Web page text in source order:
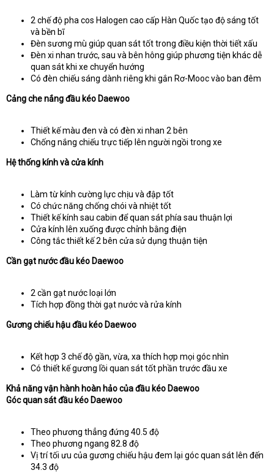
2 chế độ pha cos Halogen cao cấp Hàn Quốc tạo độ sáng tốt
và bền bĩ
Đèn sương mù giúp quan sát tốt trong điều kiện thời tiết xấu
Đèn xi nhan trước, sau và bên hông giúp phương tiện khác dễ
quan sát khi xe chuyển hướng
Có đèn chiếu sáng dành riêng khi gắn Rơ-Mooc vào ban đêm
Cảng che nắng đầu kéo Daewoo
Thiết kế màu đen và có đèn xi nhan 2 bên
Chống nắng chiếu trực tiếp lên người ngồi trong xe
Hệ thống kính và cửa kính
Làm từ kính cường lực chịu và đập tốt
Có chức năng chống chói và nhiệt tốt
Thiết kế kính sau cabin để quan sát phía sau thuận lợi
Cửa kính lên xuống được chỉnh bằng điện
Công tắc thiết kế 2 bên cửa sử dụng thuận tiện
Cần gạt nước đầu kéo Daewoo
2 cần gạt nước loại lớn
Tích hợp đồng thời gạt nước và rửa kính
Gương chiếu hậu đầu kéo Daewoo
Kết hợp 3 chế độ gần, vừa, xa thích hợp mọi góc nhìn
Có thiết kế gương lồi quan sát tốt phần trước đầu xe
Khả năng vận hành hoàn hảo của đầu kéo Daewoo
Góc quan sát đầu kéo Daewoo
Theo phương thẳng đứng 40.5 độ
Theo phương ngang 82.8 độ
Vị trí tối ưu của gương chiếu hậu đem lại góc quan sát lên đến
34.3 độ